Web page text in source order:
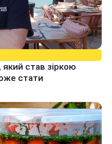
став зіркою
стати